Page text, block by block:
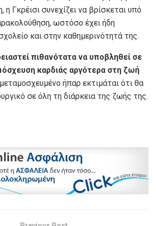
η Γκρέισι συνεχίζει να βρίσκεται υπό
ωστόσο έχει ήδη
και στην καθημερινότητά της.
πιθανότατα να υποβληθεί σε
καρδιάς αργότερα στη ζωή
ήπαρ εκτιμάται ότι θα
σε όλη τη διάρκεια της ζωής της.